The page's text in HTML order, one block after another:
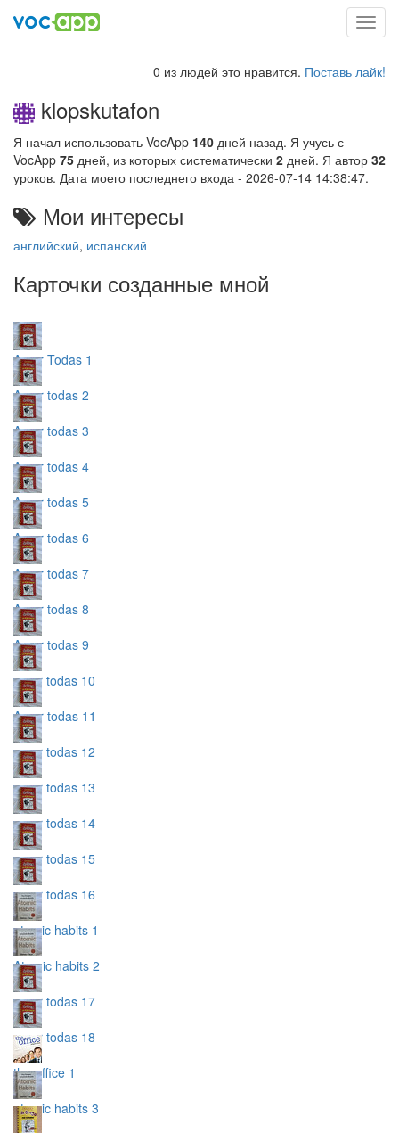
0 из людей это нравится. Поставь лайк!
klopskutafon
Я начал использовать VocApp 140 дней назад. Я учусь с
VocApp 75 дней, из которых систематически 2 дней. Я автор 32
уроков. Дата моего последнего входа - 2026-07-14 14:38:47.
Мои интересы
английский, испанский
Карточки созданные мной
A por Todas 1
A por todas 2
A por todas 3
A por todas 4
A por todas 5
A por todas 6
A por todas 7
A por todas 8
A por todas 9
a por todas 10
A por todas 11
a por todas 12
a por todas 13
a por todas 14
a por todas 15
a por todas 16
atomic habits 1
Atomic habits 2
a por todas 17
a por todas 18
the office 1
atomic habits 3